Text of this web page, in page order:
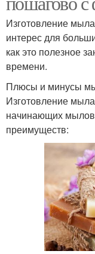
Изготовление
интерес для
как это полезное
времени.
Плюсы и минусы
Изготовление
начинающих
преимуществ: